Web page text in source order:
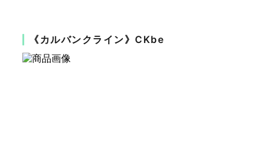
《カルバンクライン》CKbe